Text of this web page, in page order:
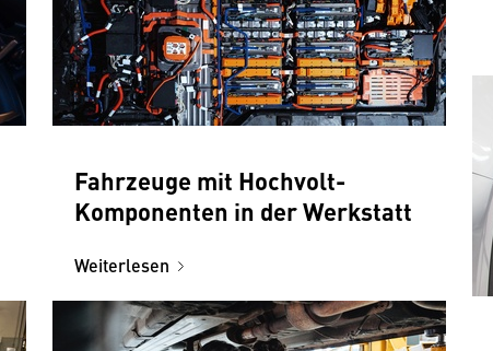
Fahrzeuge mit Hochvolt-
Komponenten in der Werkstatt
Weiterlesen